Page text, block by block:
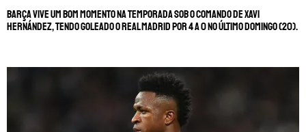
Barça vive um bom momento na temporada sob o comando de Xavi
Hernández, tendo goleado o Real Madrid por 4 a 0 no último domingo (20).